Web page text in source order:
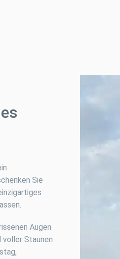
Sie
Augen
voller Staunen